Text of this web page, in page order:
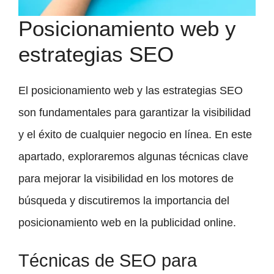
Posicionamiento web y
estrategias SEO
El posicionamiento web y las estrategias SEO
son fundamentales para garantizar la visibilidad
y el éxito de cualquier negocio en línea. En este
apartado, exploraremos algunas técnicas clave
para mejorar la visibilidad en los motores de
búsqueda y discutiremos la importancia del
posicionamiento web en la publicidad online.
Técnicas de SEO para